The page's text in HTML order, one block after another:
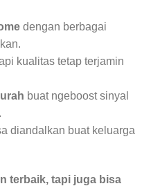
dengan berbagai
kualitas tetap terjamin
buat ngeboost sinyal
diandalkan buat keluarga
terbaik, tapi juga bisa